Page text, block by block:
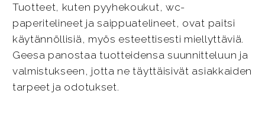
Tuotteet, kuten pyyhekoukut, wc-
paperitelineet ja saippuatelineet, ovat paitsi
käytännöllisiä, myös esteettisesti miellyttäviä.
Geesa panostaa tuotteidensa suunnitteluun ja
valmistukseen, jotta ne täyttäisivät asiakkaiden
tarpeet ja odotukset.